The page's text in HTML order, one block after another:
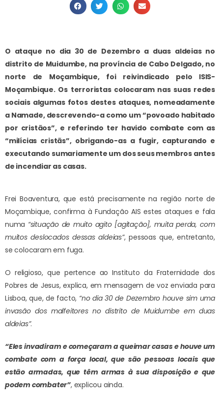
O ataque no dia 30 de Dezembro a duas aldeias no
distrito de Muidumbe, na província de Cabo Delgado, no
norte de Moçambique, foi reivindicado pelo ISIS-
Moçambique. Os terroristas colocaram nas suas redes
sociais algumas fotos destes ataques, nomeadamente
a Namade, descrevendo-a como um “povoado habitado
por cristãos”, e referindo ter havido combate com as
“milícias cristãs”, obrigando-as a fugir, capturando e
executando sumariamente um dos seus membros antes
de incendiar as casas.
Frei Boaventura, que está precisamente na região norte de
Moçambique, confirma à Fundação AIS estes ataques e fala
numa “situação de muito agito [agitação], muita perda, com
muitos deslocados dessas aldeias”, pessoas que, entretanto,
se colocaram em fuga.
O religioso, que pertence ao Instituto da Fraternidade dos
Pobres de Jesus, explica, em mensagem de voz enviada para
Lisboa, que, de facto, “no dia 30 de Dezembro houve sim uma
invasão dos malfeitores no distrito de Muidumbe em duas
aldeias”.
“Eles invadiram e começaram a queimar casas e houve um
combate com a força local, que são pessoas locais que
estão armadas, que têm armas à sua disposição e que
podem combater”, explicou ainda.